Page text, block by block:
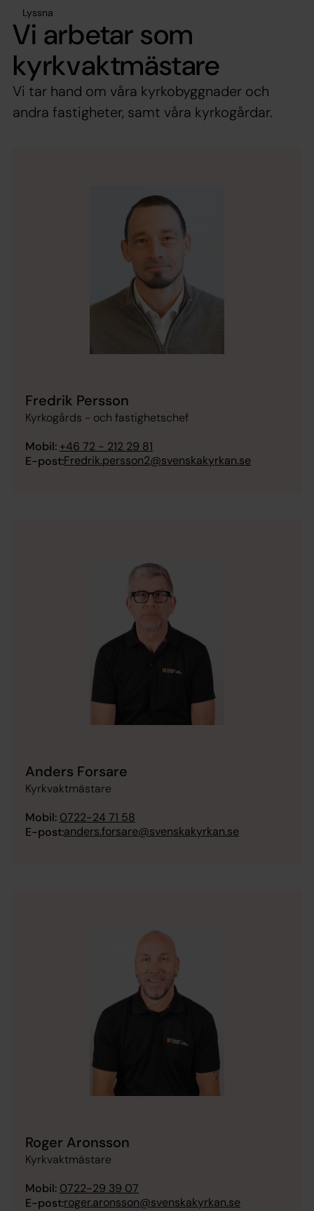
Lyssna
Vi arbetar som
kyrkvaktmästare
Vi tar hand om våra kyrkobyggnader och
andra fastigheter, samt våra kyrkogårdar.
Fredrik Persson
Kyrkogårds - och fastighetschef
Mobil: +46 72 - 212 29 81
E-post:Fredrik.persson2@svenskakyrkan.se
Anders Forsare
Kyrkvaktmästare
Mobil: 0722-24 71 58
E-post:anders.forsare@svenskakyrkan.se
Roger Aronsson
Kyrkvaktmästare
Mobil: 0722-29 39 07
E-post:roger.aronsson@svenskakyrkan.se